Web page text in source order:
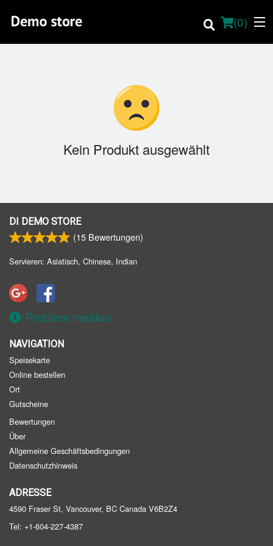
(0)
Deutsch
Kein Produkt ausgewählt
DI DEMO STORE
(15 Bewertungen)
Servieren: Asiatisch, Chinese, Indian
Problem melden
NAVIGATION
Speisekarte
Online bestellen
Ort
Gutscheine
Bewertungen
Über
Allgemeine Geschäftsbedingungen
Datenschutzhinweis
ADRESSE
4590 Fraser St, Vancouver, BC Canada V6B2Z4
Tel: +1-604-227-4387